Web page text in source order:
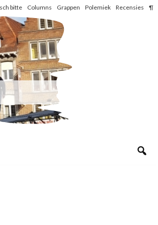
bitte Columns Grappen Polemiek Recensies ¶